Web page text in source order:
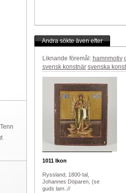
Andra sökte även efter
Liknande föremål: hamnmotiv
svensk konstnär svenska
1011Ikon
Ryssland, 1800-tal,
Johannes Döparen, (se
guds lam..//